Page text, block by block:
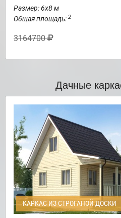
Размер: 6х8 м
Общая площадь: 2
3164700
Дачные
КАРКАС ИЗ СТРОГАНОЙ ДОСКИ